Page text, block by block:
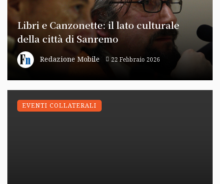
Libri e Canzonette: il lato culturale
della città di Sanremo
Redazione Mobile 22 Febbraio 2026
EVENTI COLLATERALI